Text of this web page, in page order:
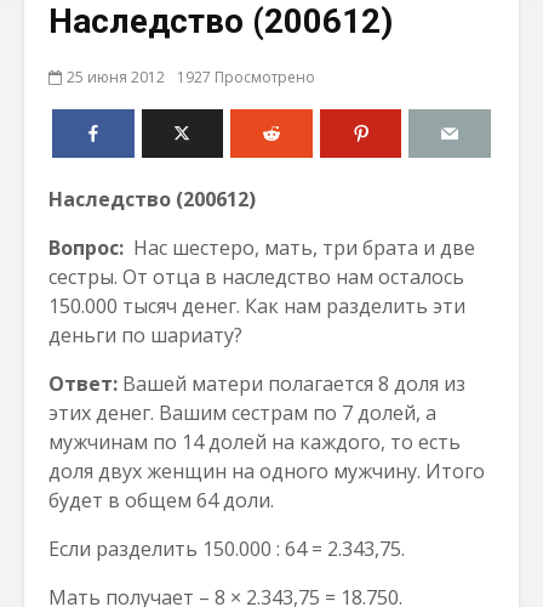
Наследство (200612)
25 июня 2012 1927 Просмотрено
Наследство (200612)
Вопрос: Нас шестеро, мать, три брата и две
сестры. От отца в наследство нам осталось
150.000 тысяч денег. Как нам разделить эти
деньги по шариату?
Ответ: Вашей матери полагается 8 доля из
этих денег. Вашим сестрам по 7 долей, а
мужчинам по 14 долей на каждого, то есть
доля двух женщин на одного мужчину. Итого
будет в общем 64 доли.
Если разделить 150.000 : 64 = 2.343,75.
Мать получает – 8 × 2.343,75 = 18.750.